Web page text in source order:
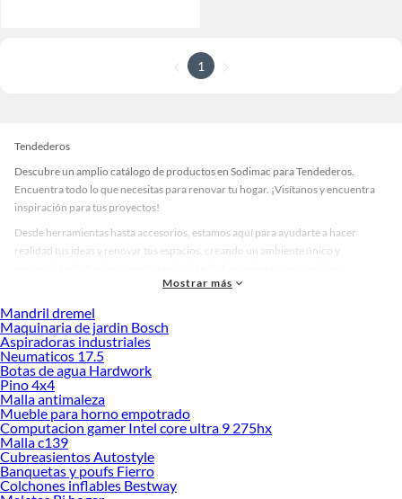
1
Tendederos
Descubre un amplio catálogo de productos en Sodimac para Tendederos.
Encuentra todo lo que necesitas para renovar tu hogar. ¡Visítanos y encuentra
inspiración para tus proyectos!
Desde herramientas hasta accesorios, estamos aquí para ayudarte a hacer
realidad tus ideas y renovar tus espacios, creando un ambiente único y
accesorios de calidad que te ayudarán a crear un espacio más tú.
Desde remodelaciones hasta proyectos de decoración, estamos aquí para hacer
tus ideas realidad. ¡Visítanos y encuentra todo lo que tenemos para ofrecerte en
Tendederos!
Explora la variedad de productos de Tendederos en Sodimac
Herramientas, materiales y accesorios de calidad para tus proyectos y
renovación de espacios. ¡Visítanos y descubre todo lo que tenemos para
ofrecerte!
Encuentra una amplia variedad de productos de Tendederos en Sodimac.
Encuentra todo lo necesario para tus proyectos de renovación y decoración.
¡Visítanos y haz tus ideas realidad!
Mostrar más
Mandril dremel
Maquinaria de jardin Bosch
Aspiradoras industriales
Neumaticos 17.5
Botas de agua Hardwork
Pino 4x4
Malla antimaleza
Mueble para horno empotrado
Computacion gamer Intel core ultra 9 275hx
Malla c139
Cubreasientos Autostyle
Banquetas y poufs Fierro
Colchones inflables Bestway